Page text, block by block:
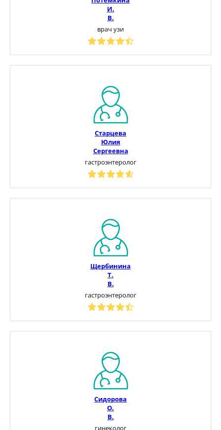
И.
В.
врач узи
Старцева
Юлия
Сергеевна
гастроэнтеролог
Щербинина
Т.
В.
гастроэнтеролог
Сидорова
О.
В.
гинеколог